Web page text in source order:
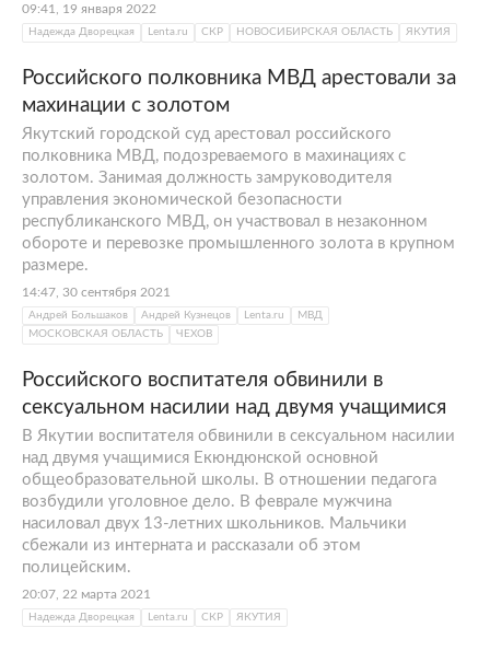
09:41, 19 января 2022
Надежда Дворецкая Lenta.ru СКР НОВОСИБИРСКАЯ ОБЛАСТЬ ЯКУТИЯ
Российского полковника МВД арестовали за
махинации с золотом
Якутский городской суд арестовал российского
полковника МВД, подозреваемого в махинациях с
золотом. Занимая должность замруководителя
управления экономической безопасности
республиканского МВД, он участвовал в незаконном
обороте и перевозке промышленного золота в крупном
размере.
14:47, 30 сентября 2021
Андрей Большаков Андрей Кузнецов Lenta.ru
МВД
МОСКОВСКАЯ ОБЛАСТЬ
ЧЕХОВ
Российского воспитателя обвинили в
сексуальном насилии над двумя учащимися
В Якутии воспитателя обвинили в сексуальном насилии
над двумя учащимися Екюндюнской основной
общеобразовательной школы. В отношении педагога
возбудили уголовное дело. В феврале мужчина
насиловал двух 13-летних школьников. Мальчики
сбежали из интерната и рассказали об этом
полицейским.
20:07, 22 марта 2021
Надежда Дворецкая Lenta.ru СКР ЯКУТИЯ